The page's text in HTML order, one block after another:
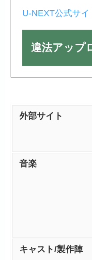
U-NEXT公式サ
違法アップ
外部サイト
音楽
キャスト/製作陣